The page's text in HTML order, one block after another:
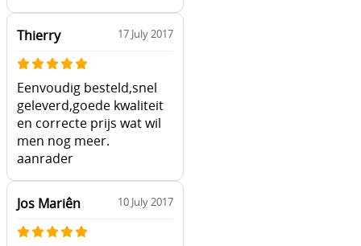
Thierry 17 July 2017
Eenvoudig besteld,snel
geleverd,goede kwaliteit
en correcte prijs wat wil
men nog meer.
aanrader
Jos Mariên 10 July 2017